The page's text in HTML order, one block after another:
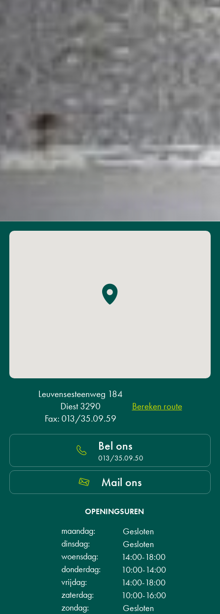
Leuvensesteenweg 184
Diest 3290
Fax: 013/35.09.59
Bereken route
Bel ons
013/35.09.50
Mail ons
OPENINGSUREN
maandag:
Gesloten
dinsdag:
Gesloten
woensdag:
14:00-18:00
donderdag:
10:00-14:00
vrijdag:
14:00-18:00
zaterdag:
10:00-16:00
zondag:
Gesloten